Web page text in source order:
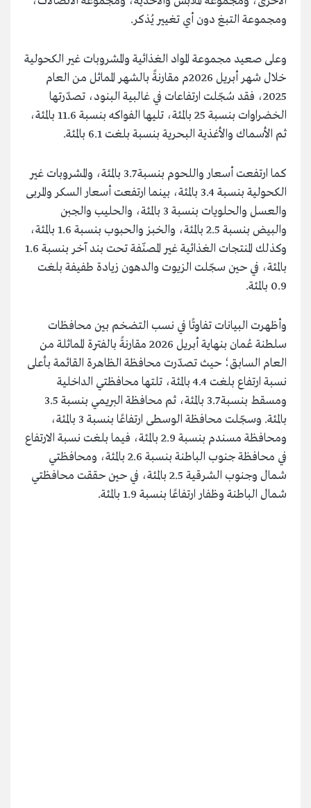
ومجموعة التبغ دون أي تغيير يُذكر.
وعلى صعيد مجموعة المواد الغذائية والمشروبات غير الكحولية
خلال شهر أبريل 2026م مقارنةً بالشهر المماثل من العام
2025، فقد سُجّلت ارتفاعات في غالبية البنود، تصدّرتها
الخضراوات بنسبة 25 بالمئة، تليها الفواكه بنسبة 11.6 بالمئة،
ثم الأسماك والأغذية البحرية بنسبة بلغت 6.1 بالمئة.
كما ارتفعت أسعار واللحوم بنسبة 3.7 بالمئة، والمشروبات غير
الكحولية بنسبة 3.4 بالمئة، بينما ارتفعت أسعار السكر والمربى
والعسل والحلويات بنسبة 3 بالمئة، والحليب والجبن
والبيض بنسبة 2.5 بالمئة، والخبز والحبوب بنسبة 1.6 بالمئة،
وكذلك المنتجات الغذائية غير المصنّفة تحت بند آخر بنسبة 1.6
بالمئة، في حين سجّلت الزيوت والدهون زيادة طفيفة بلغت
0.9 بالمئة.
وأظهرت البيانات تفاوتًا في نسب التضخم بين محافظات
سلطنة عُمان بنهاية أبريل 2026 مقارنةً بالفترة المماثلة من
العام السابق؛ حيث تصدّرت محافظة الظاهرة القائمة بأعلى
نسبة ارتفاع بلغت 4.4 بالمئة، تلتها محافظتي الداخلية
ومسقط بنسبة 3.7 بالمئة، ثم محافظة البريمي بنسبة 3.5
بالمئة. وسجّلت محافظة الوسطى ارتفاعًا بنسبة 3 بالمئة،
ومحافظة مسندم بنسبة 2.9 بالمئة، فيما بلغت نسبة الارتفاع
في محافظة جنوب الباطنة بنسبة 2.6 بالمئة، ومحافظتي
شمال وجنوب الشرقية 2.5 بالمئة، في حين حققت محافظتي
شمال الباطنة وظفار ارتفاعًا بنسبة 1.9 بالمئة.